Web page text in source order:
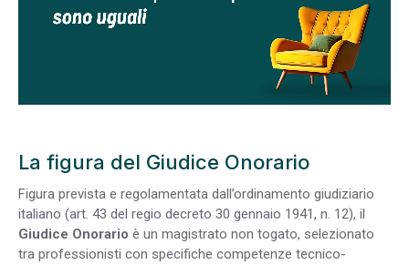
La figura del Giudice Onorario
Figura prevista e regolamentata dall’ordinamento giudiziario
italiano (art. 43 del regio decreto 30 gennaio 1941, n. 12), il
Giudice Onorario è un magistrato non togato, selezionato
tra professionisti con specifiche competenze tecnico-